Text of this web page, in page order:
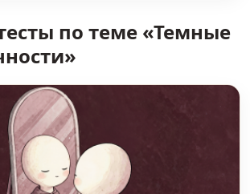
по теме «Темные